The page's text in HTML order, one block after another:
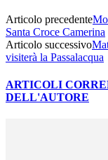
Articolo precedente
Santa Croce Camerina
Articolo successivo
visiterà la Passalacqua
ARTICOLI
DELL'AUTORE